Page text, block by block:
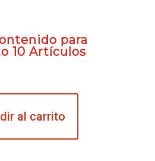
para
10 Artículos
al carrito